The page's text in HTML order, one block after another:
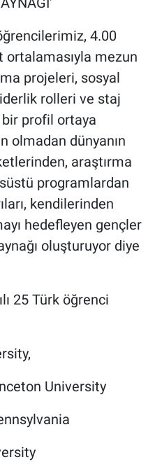
4.00
ortalamasıyla mezun
projeleri, sosyal
rolleri ve staj
profil ortaya
olmadan dünyanın
araştırma
programlardan
kendilerinden
hedefleyen gençler
oluşturuyor diye
25 Türk öğrenci
University